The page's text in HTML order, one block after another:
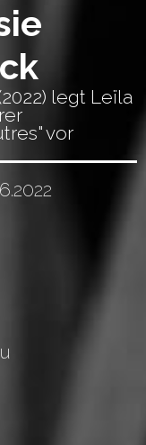
legt Leïla
vor